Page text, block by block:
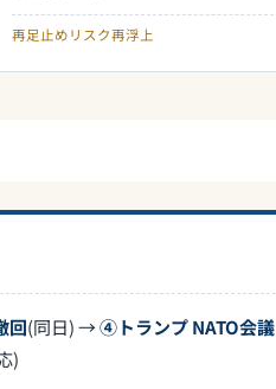
再足止めリスク再浮上
回(同日) →④トランプ NATO会議
)